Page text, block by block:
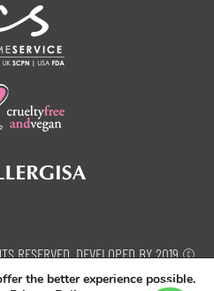
© 2019 AGILISE COSMÉTICOS • ALL RIGHTS RESERVED. DEVELOPED BY
the better experience possible.